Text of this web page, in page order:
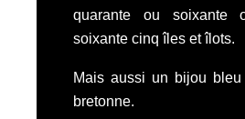
quarante ou soixante
soixante cinq îles et îlots.
Mais aussi un bijou
bretonne.